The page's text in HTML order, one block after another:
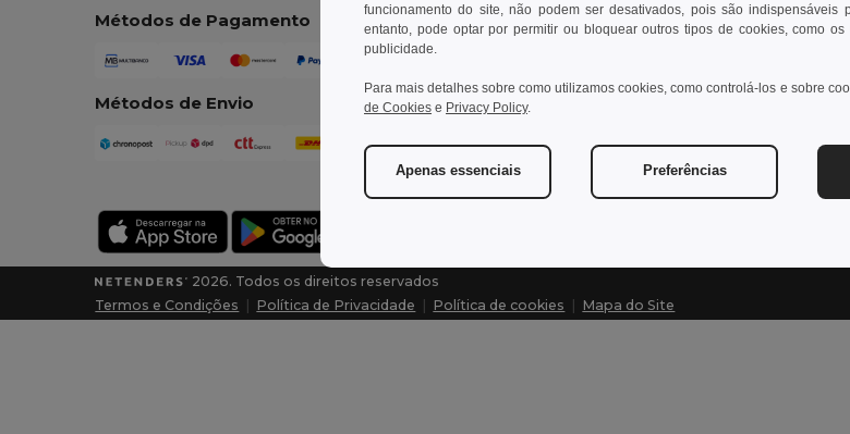
Métodos de Pagamento
Métodos de Envio
Contate-
2026. Todos os direitos reservados
Termos e Condições
Política de Privacidade Política de cookies Mapa do Site
funcionamento do site, não podem ser desativados, pois são indispensáveis
entanto, pode optar por permitir ou bloquear outros tipos de cookies, como
publicidade.
Para mais detalhes sobre como utilizamos cookies, como controlá-los e sobre
de Cookies e Privacy Policy.
Apenas essenciais Preferências